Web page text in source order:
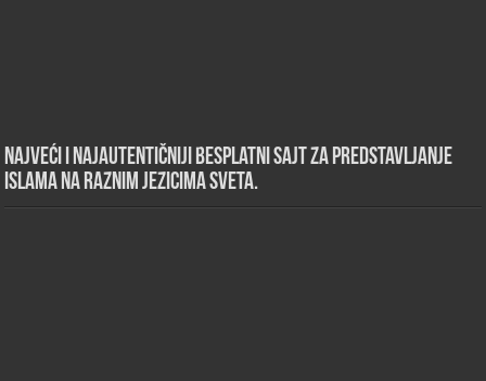
Najveći i najautentičniji besplatni sajt za predstavljanje
islama na raznim jezicima sveta.